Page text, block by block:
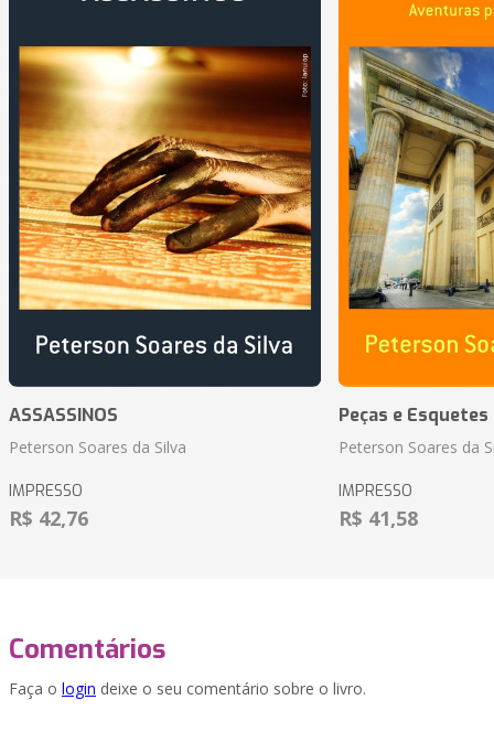
ASSASSINOS
Peterson Soares da Silva
IMPRESSO
R$ 42,76
Peças e
Peterson Soares da
IMPRESSO
R$ 41,58
Comentários
Faça o login deixe o seu comentário sobre o livro.